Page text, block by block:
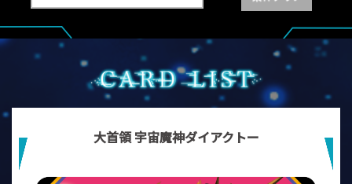
大首領 宇宙魔神ダイアクトー